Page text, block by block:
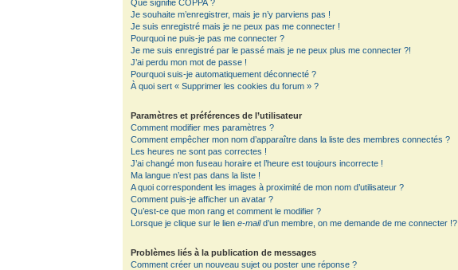
Que signifie COPPA ?
Je souhaite m’enregistrer, mais je n’y parviens pas !
Je suis enregistré mais je ne peux pas me connecter !
Pourquoi ne puis-je pas me connecter ?
Je me suis enregistré par le passé mais je ne peux plus me connecter ?!
J’ai perdu mon mot de passe !
Pourquoi suis-je automatiquement déconnecté ?
À quoi sert « Supprimer les cookies du forum » ?
Paramètres et préférences de l’utilisateur
Comment modifier mes paramètres ?
Comment empêcher mon nom d’apparaître dans la liste des membres connectés ?
Les heures ne sont pas correctes !
J’ai changé mon fuseau horaire et l’heure est toujours incorrecte !
Ma langue n’est pas dans la liste !
A quoi correspondent les images à proximité de mon nom d’utilisateur ?
Comment puis-je afficher un avatar ?
Qu’est-ce que mon rang et comment le modifier ?
Lorsque je clique sur le liene-maild’un membre, on me demande de me connecter !?
Problèmes liés à la publication de messages
Comment créer un nouveau sujet ou poster une réponse ?